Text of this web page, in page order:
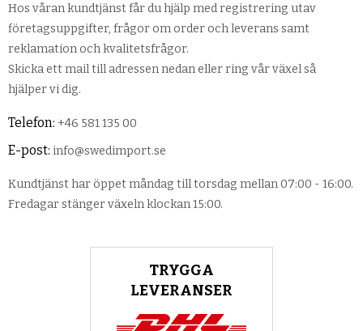
Hos våran kundtjänst får du hjälp med registrering utav
företagsuppgifter, frågor om order och leverans samt
reklamation och kvalitetsfrågor.
Skicka ett mail till adressen nedan eller ring vår växel så
hjälper vi dig.
Telefon: +46 581 135 00
E-post: info@swedimport.se
Kundtjänst har öppet måndag till torsdag mellan 07:00 - 16:00.
Fredagar stänger växeln klockan 15:00.
TRYGGA
LEVERANSER